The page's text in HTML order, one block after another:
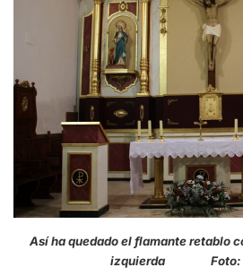
Así ha quedado el flamante retablo
izquierda Foto: